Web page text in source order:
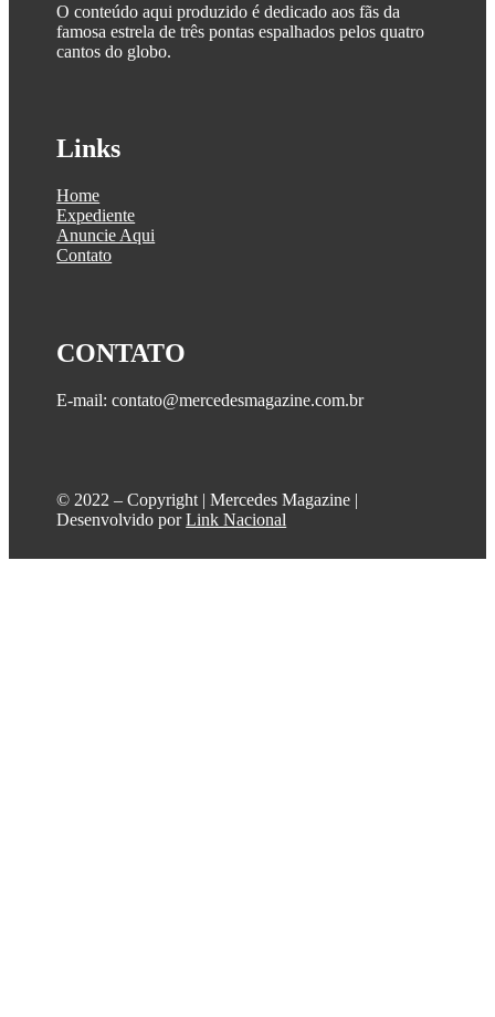
O conteúdo aqui produzido é dedicado aos fãs da
famosa estrela de três pontas espalhados pelos quatro
cantos do globo.
Links
Home
Expediente
Anuncie Aqui
Contato
CONTATO
E-mail: contato@mercedesmagazine.com.br
©️ 2022 – Copyright | Mercedes Magazine |
Desenvolvido porLink Nacional